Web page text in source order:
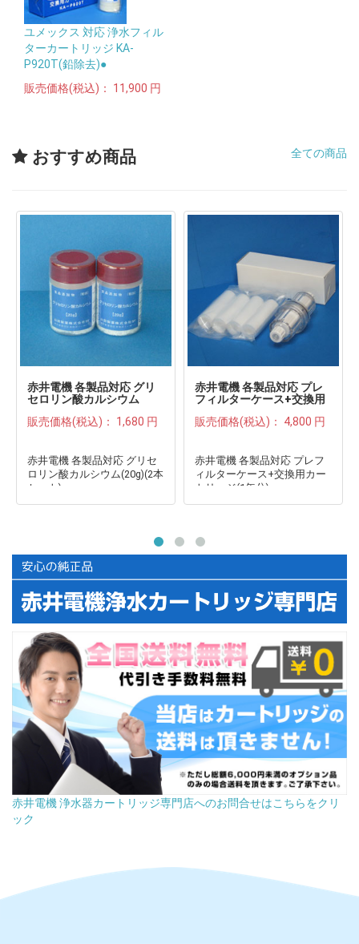
ユメックス 対応 浄水フィル
ターカートリッジ KA-
P920T(鉛除去)●
販売価格(税込)：
11,900 円
おすすめ商品 全ての商品
赤井電機 各製品対応 グリ
セロリン酸カルシウム
販売価格(税込)： 1,680 円
赤井電機 各製品対応 グリセ
ロリン酸カルシウム(20g)(2本
セット)
赤井電機 各製品対応 プレ
フィルターケース+交換用
販売価格(税込)： 4,800 円
赤井電機 各製品対応 プレフ
ィルターケース+交換用カー
トリッジ(1年分)
赤井電機 浄水器カートリッジ専門店へのお問合せはこちらをクリ
ック